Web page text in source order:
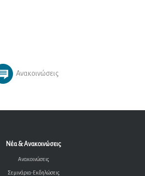
Ανακοινώσεις
Νέα & Ανακοινώσεις
Ανακοινώσεις
Σεμινάρια-Εκδηλώσεις